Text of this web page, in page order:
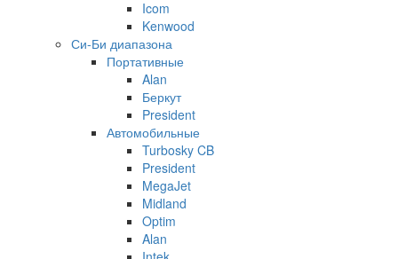
Icom
Kenwood
Си-Би диапазона
Портативные
Alan
Беркут
President
Автомобильные
Turbosky CB
President
MegaJet
Midland
Optim
Alan